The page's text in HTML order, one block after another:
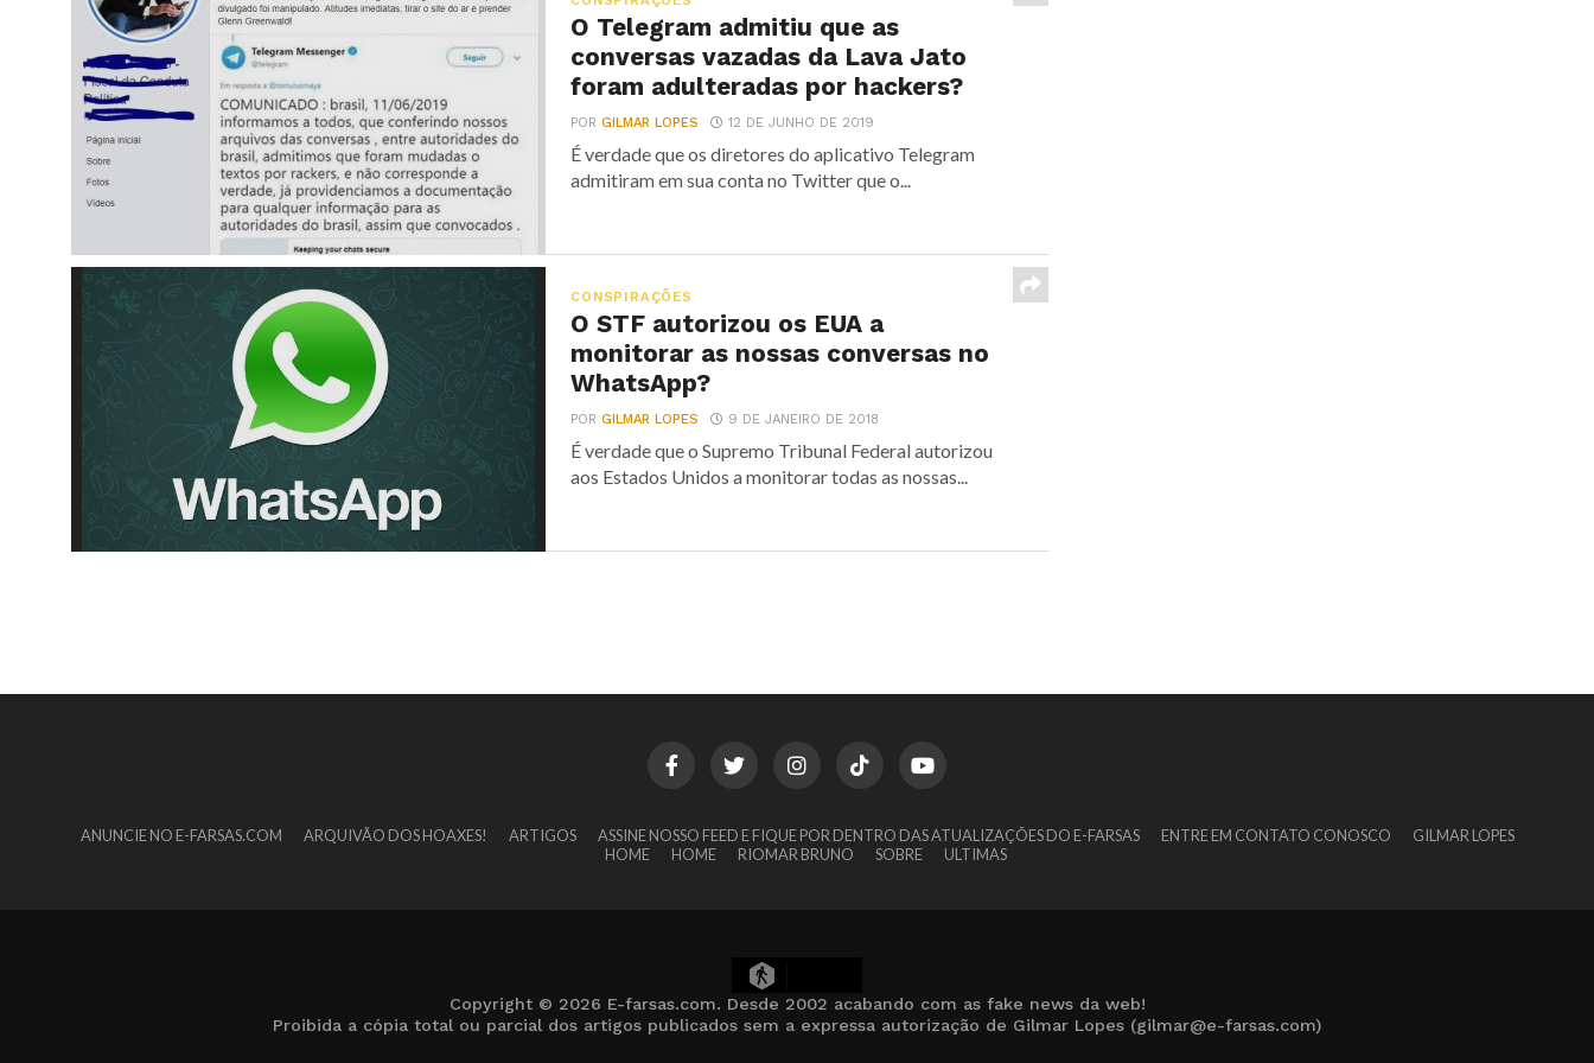
O Telegram admitiu que as
conversas vazadas da Lava Jato
foram adulteradas por hackers?
PORGILMAR LOPES 12 DE JUNHO DE 2019
É verdade que os diretores do aplicativo Telegram
admitiram em sua conta no Twitter que o...
CONSPIRAÇÕES
O STF autorizou os EUA a
monitorar as nossas conversas no
WhatsApp?
PORGILMAR LOPES 9 DE JANEIRO DE 2018
É verdade que o Supremo Tribunal Federal autorizou
aos Estados Unidos a monitorar todas as nossas...
ANUNCIE NO E-FARSAS.COM ARQUIVÃO DOS HOAXES! ARTIGOS ASSINE NOSSO FEED E FIQUE POR DENTRO DAS ATUALIZAÇÕES DO E-FARSAS ENTRE EM CONTATO CONOSCO
GILMAR LOPES
HOME
HOME RIOMAR BRUNO SOBRE ULTIMAS
Copyright © 2026 E-farsas.com. Desde 2002 acabando com as fake news da web!
Proibida a cópia total ou parcial dos artigos publicados sem a expressa autorização de Gilmar Lopes (gilmar@e-farsas.com)